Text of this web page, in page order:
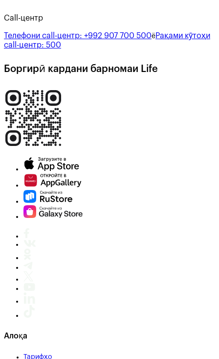
Call-центр
Телефони call-центр: +992 907 700 500ёРақами кӯтоҳи
call-центр: 500
Боргирӣ кардани барномаи Life
Алоқа
Тарифҳо